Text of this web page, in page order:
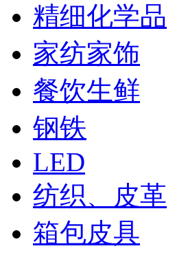
精细化学品
家纺家饰
餐饮生鲜
钢铁
LED
纺织、皮革
箱包皮具